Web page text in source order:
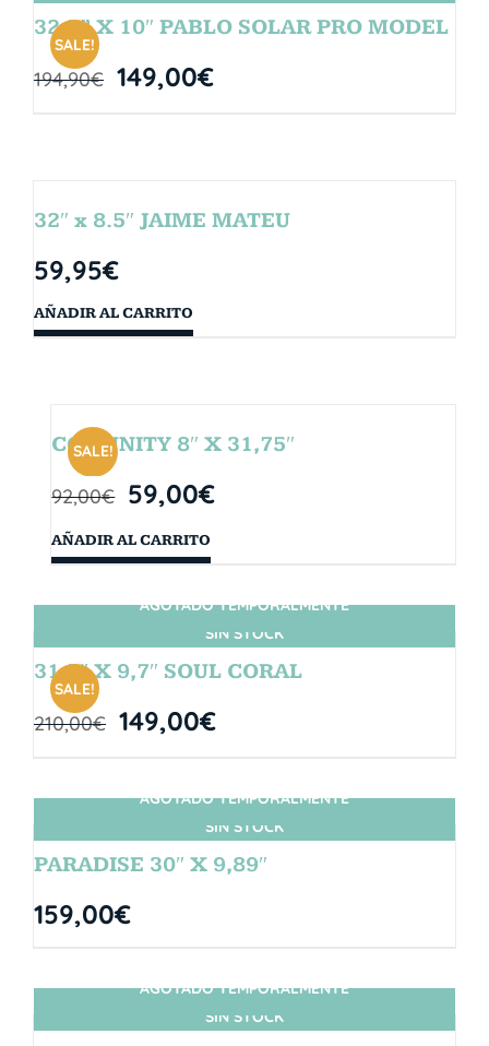
SALE!
32,5” X 10″ PABLO SOLAR PRO MODEL
194,90€ 149,00€
32″ x 8.5″ JAIME MATEU
59,95€
AÑADIR AL CARRITO
SALE!
COMUNITY 8″ X 31,75″
92,00€ 59,00€
AÑADIR AL CARRITO
SIN STOCK
SALE!
AGOTADO TEMPORALMENTE
31,5″ X 9,7″ SOUL CORAL
210,00€ 149,00€
SIN STOCK
AGOTADO TEMPORALMENTE
PARADISE 30″ X 9,89″
159,00€
SIN STOCK
AGOTADO TEMPORALMENTE